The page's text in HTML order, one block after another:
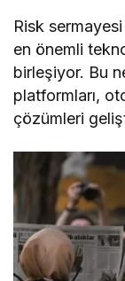
Risk
en önemli
birleşiyor. Bu
platformları,
çözümleri